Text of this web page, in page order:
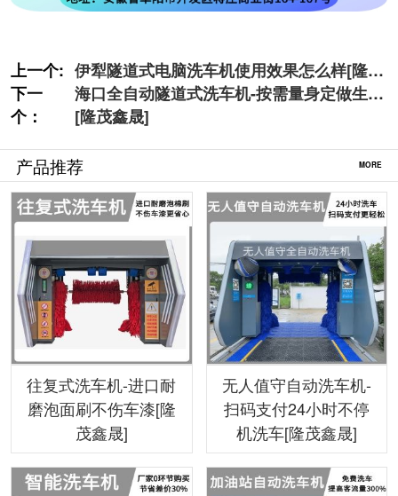
上一个: 伊犁隧道式电脑洗车机使用效果怎么样[隆茂
鑫晟]
下一
个：
海口全自动隧道式洗车机-按需量身定做生产
[隆茂鑫晟]
产品推荐 MORE
往复式洗车机-进口耐
磨泡面刷不伤车漆[隆
茂鑫晟]
无人值守自动洗车机-
扫码支付24小时不停
机洗车[隆茂鑫晟]